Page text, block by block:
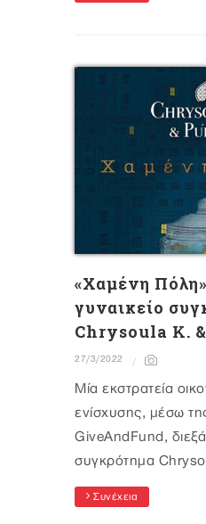
«Χαμένη
γυναικείο
Chrysoula K.
27/3/2022
Mία εκστρατεία
ενίσχυσης, μέσω
GiveAndFund,
συγκρότημα
Συνέχεια